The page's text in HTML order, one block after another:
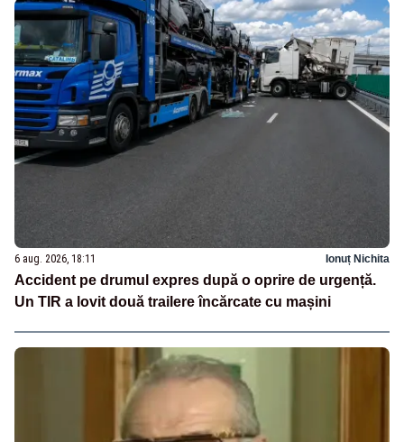
6 aug. 2026, 18:11 Ionuț Nichita
Accident pe drumul expres după o oprire de urgență.
Un TIR a lovit două trailere încărcate cu mașini